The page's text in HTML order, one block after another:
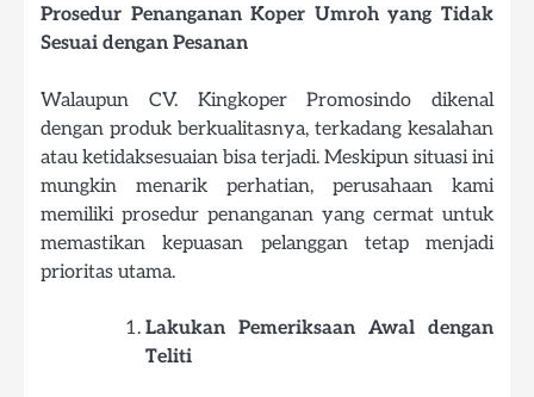
Prosedur Penanganan Koper Umroh yang Tidak
Sesuai dengan Pesanan
Walaupun CV. Kingkoper Promosindo dikenal
dengan produk berkualitasnya, terkadang kesalahan
atau ketidaksesuaian bisa terjadi. Meskipun situasi ini
mungkin menarik perhatian, perusahaan kami
memiliki prosedur penanganan yang cermat untuk
memastikan kepuasan pelanggan tetap menjadi
prioritas utama.
Lakukan Pemeriksaan Awal dengan
Teliti